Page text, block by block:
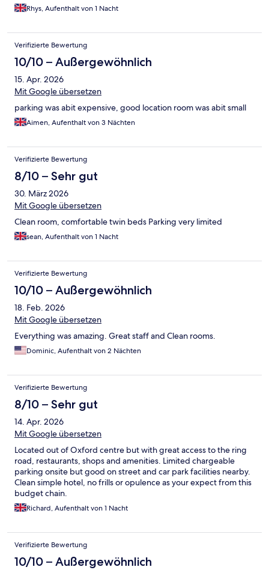
Rhys, Aufenthalt von 1 Nacht
Verifizierte Bewertung
10/10 – Außergewöhnlich
15. Apr. 2026
Mit Google übersetzen
parking was abit expensive, good location room was abit small
Aimen, Aufenthalt von 3 Nächten
Verifizierte Bewertung
8/10 – Sehr gut
30. März 2026
Mit Google übersetzen
Clean room, comfortable twin beds Parking very limited
sean, Aufenthalt von 1 Nacht
Verifizierte Bewertung
10/10 – Außergewöhnlich
18. Feb. 2026
Mit Google übersetzen
Everything was amazing. Great staff and Clean rooms.
Dominic, Aufenthalt von 2 Nächten
Verifizierte Bewertung
8/10 – Sehr gut
14. Apr. 2026
Mit Google übersetzen
Located out of Oxford centre but with great access to the ring
road, restaurants, shops and amenities. Limited chargeable
parking onsite but good on street and car park facilities nearby.
Clean simple hotel, no frills or opulence as your expect from this
budget chain.
Richard, Aufenthalt von 1 Nacht
Verifizierte Bewertung
10/10 – Außergewöhnlich